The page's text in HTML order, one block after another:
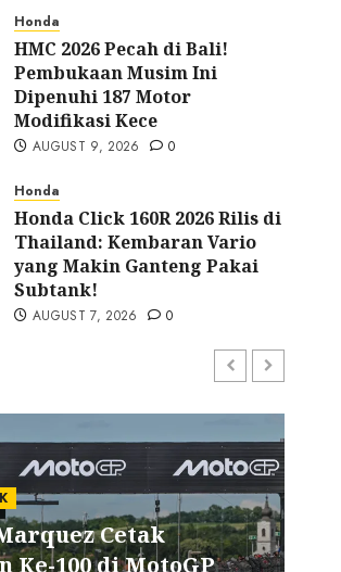
Istimewa
untuk
1, 2026 0
Honda
HMC 2026 Pecah di Bali!
Pembukaan Musim Ini
Dipenuhi 187 Motor
Modifikasi Kece
AUGUST 9, 2026 0
Honda
Honda Click 160R 2026 Rilis di
Thailand: Kembaran Vario
yang Makin Ganteng Pakai
Subtank!
AUGUST 7, 2026 0
Yamaha Fazzio Rilis Edisi
Sunset Blue: Tampilan Kalcer
Gratis!
AUGUST 3, 2026
NEWS
BMW Rilis F 450 GS keren
Cetak
Ke-100 di MotoGP